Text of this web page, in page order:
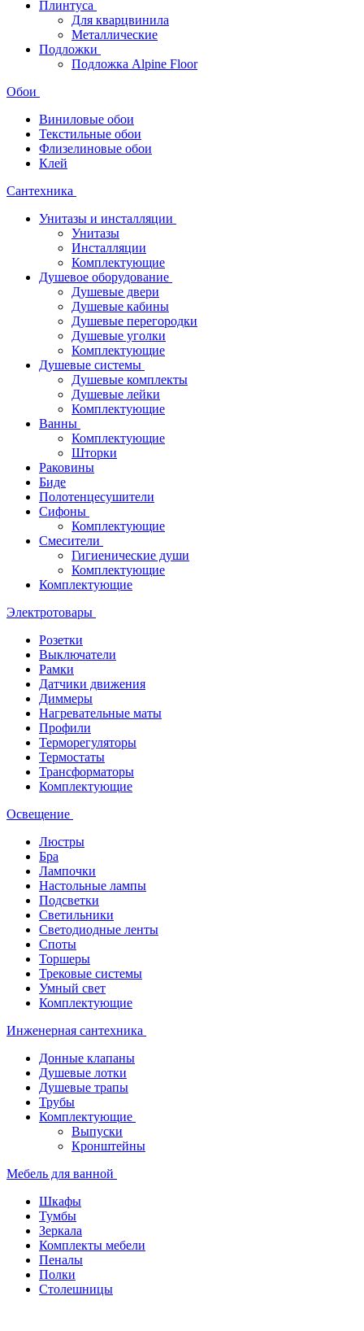
Плинтуса
Для кварцвинила
Металлические
Подложки
Подложка Alpine Floor
Обои
Виниловые обои
Текстильные обои
Флизелиновые обои
Клей
Сантехника
Унитазы и инсталляции
Унитазы
Инсталляции
Комплектующие
Душевое оборудование
Душевые двери
Душевые кабины
Душевые перегородки
Душевые уголки
Комплектующие
Душевые системы
Душевые комплекты
Душевые лейки
Комплектующие
Ванны
Комплектующие
Шторки
Раковины
Биде
Полотенцесушители
Сифоны
Комплектующие
Смесители
Гигиенические души
Комплектующие
Комплектующие
Электротовары
Розетки
Выключатели
Рамки
Датчики движения
Диммеры
Нагревательные маты
Профили
Терморегуляторы
Термостаты
Трансформаторы
Комплектующие
Освещение
Люстры
Бра
Лампочки
Настольные лампы
Подсветки
Светильники
Светодиодные ленты
Споты
Торшеры
Трековые системы
Умный свет
Комплектующие
Инженерная сантехника
Донные клапаны
Душевые лотки
Душевые трапы
Трубы
Комплектующие
Выпуски
Кронштейны
Мебель для ванной
Шкафы
Тумбы
Зеркала
Комплекты мебели
Пеналы
Полки
Столешницы